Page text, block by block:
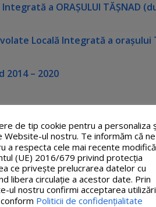
a ORAȘULUI TĂȘNAD
Locală Integrată a orașului
– 2020
de tip cookie pentru a personaliza
ul nostru. Te informăm că
a respecta cele mai recente
(UE) 2016/679 privind protecția
ce privește prelucrarea datelor cu
libera circulație a acestor date. Prin
ul nostru confirmi acceptarea
Politicii de confidențialitate